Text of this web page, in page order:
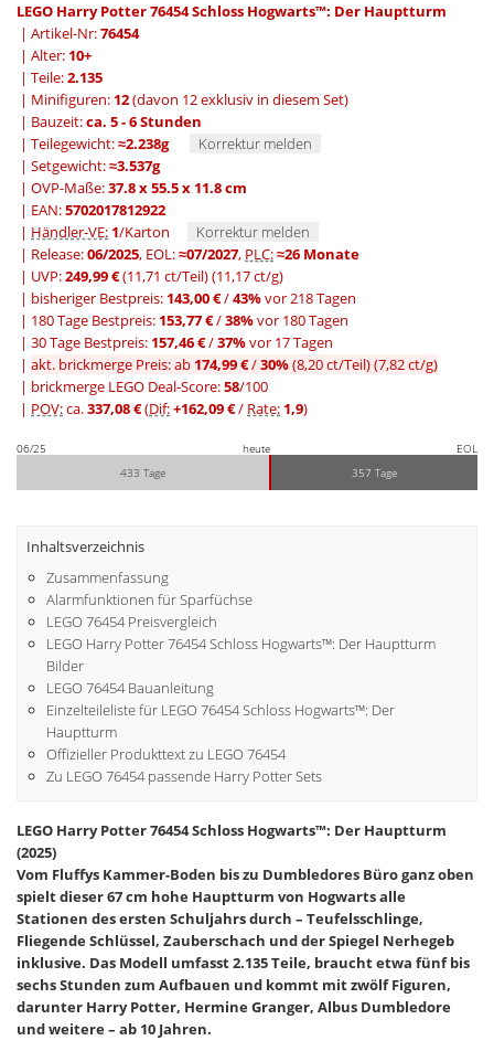
LEGO Harry Potter 76454 Schloss Hogwarts™: Der Hauptturm
| Artikel-Nr:76454
| Alter: 10+
| Teile:2.135
| Minifiguren: 12(davon 12 exklusiv in diesem Set)
| Bauzeit:ca. 5 - 6 Stunden
| Teilegewicht:≈2.238g
Korrektur melden
| Setgewicht:≈3.537g
| OVP-Maße:37.8 x 55.5 x 11.8 cm
| EAN:5702017812922
| Händler-VE: 1/Karton
Korrektur melden
| Release:06/2025, EOL:≈07/2027, PLC:≈26 Monate
| UVP:249,99 €(11,71 ct/Teil)(11,17 ct/g)
| bisheriger Bestpreis: 143,00 €/43%vor 218 Tagen
| 180 Tage Bestpreis: 153,77 €/38%vor 180 Tagen
| 30 Tage Bestpreis: 157,46 €/37%vor 17 Tagen
| akt. brickmerge Preis: ab 174,99 €/30%(8,20 ct/Teil)(7,82 ct/g)
| brickmerge LEGO Deal-Score:58/100
| POV:ca.337,08 €(Dif:+162,09 €/ Rate: 1,9)
06/25 heute
EOL
433 Tage
357 Tage
Inhaltsverzeichnis
Zusammenfassung
Alarmfunktionen für Sparfüchse
LEGO 76454 Preisvergleich
LEGO Harry Potter 76454 Schloss Hogwarts™: Der Hauptturm
Bilder
LEGO 76454 Bauanleitung
Einzelteileliste für LEGO 76454 Schloss Hogwarts™: Der
Hauptturm
Offizieller Produkttext zu LEGO 76454
Zu LEGO 76454 passende Harry Potter Sets
LEGO Harry Potter 76454 Schloss Hogwarts™: Der Hauptturm
(2025)
Vom Fluffys Kammer-Boden bis zu Dumbledores Büro ganz oben
spielt dieser 67 cm hohe Hauptturm von Hogwarts alle
Stationen des ersten Schuljahrs durch – Teufelsschlinge,
Fliegende Schlüssel, Zauberschach und der Spiegel Nerhegeb
inklusive. Das Modell umfasst 2.135 Teile, braucht etwa fünf bis
sechs Stunden zum Aufbauen und kommt mit zwölf Figuren,
darunter Harry Potter, Hermine Granger, Albus Dumbledore
und weitere – ab 10 Jahren.